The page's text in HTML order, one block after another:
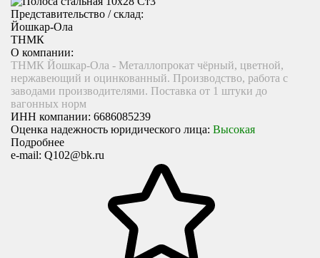
Представительство / склад:
Йошкар-Ола
ТНМК
О компании:
ТНМК Йошкар-Ола - Металлопрокат чёрный, цветной,
нержавеющий и оцинкованный. Производство, работа с
заводами производителями. Поставка от 1 штуки до
вагонных норм
ИНН компании: 6686085239
Оценка надежность юридического лица: Высокая
Подробнее
e-mail: Q102@bk.ru